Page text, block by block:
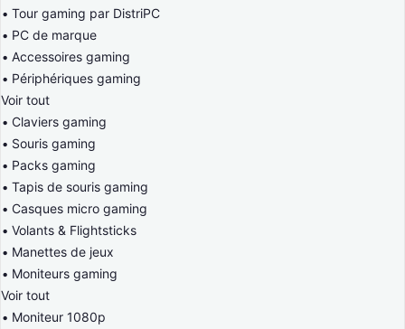
Tour gaming par DistriPC
PC de marque
Accessoires gaming
Périphériques gaming
Voir tout
Claviers gaming
Souris gaming
Packs gaming
Tapis de souris gaming
Casques micro gaming
Volants & Flightsticks
Manettes de jeux
Moniteurs gaming
Voir tout
Moniteur 1080p